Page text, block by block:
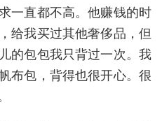
一直都不高。他赚钱的时
给我买过其他奢侈品，但
的包包我只背过一次。我
布包，背得也很开心。很